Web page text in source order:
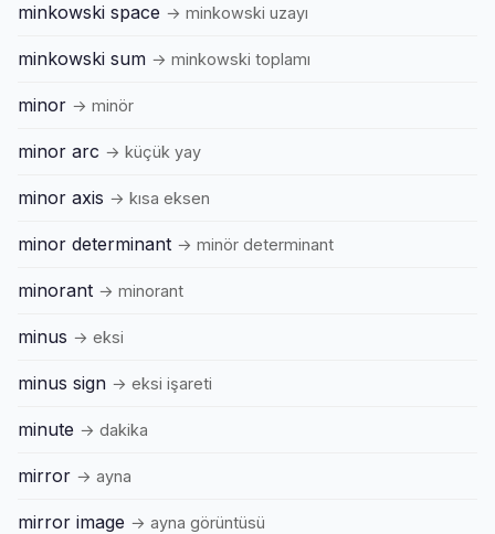
minkowski space → minkowski uzayı
minkowski sum → minkowski toplamı
minor → minör
minor arc → küçük yay
minor axis → kısa eksen
minor determinant → minör determinant
minorant → minorant
minus → eksi
minus sign → eksi işareti
minute → dakika
mirror → ayna
mirror image → ayna görüntüsü